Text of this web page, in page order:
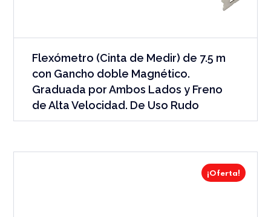
Flexómetro (Cinta de Medir) de 7.5 m
con Gancho doble Magnético.
Graduada por Ambos Lados y Freno
de Alta Velocidad. De Uso Rudo
¡Oferta!